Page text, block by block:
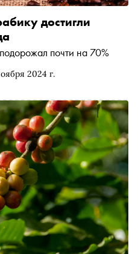
2024 г.
достигли
почти на 70%